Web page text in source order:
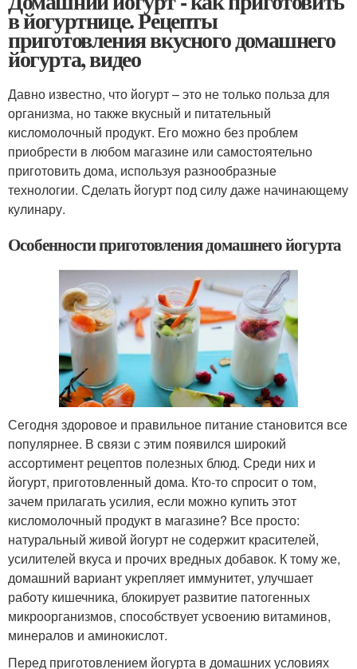
в йогуртнице. Рецепты
приготовления вкусного домашнего
йогурта, видео
Давно известно, что йогурт – это не только польза для
организма, но также вкусный и питательный
кисломолочный продукт. Его можно без проблем
приобрести в любом магазине или самостоятельно
приготовить дома, используя разнообразные
технологии. Сделать йогурт под силу даже начинающему
кулинару.
Особенности приготовления домашнего йогурта
Сегодня здоровое и правильное питание становится все
популярнее. В связи с этим появился широкий
ассортимент рецептов полезных блюд. Среди них и
йогурт, приготовленный дома. Кто-то спросит о том,
зачем прилагать усилия, если можно купить этот
кисломолочный продукт в магазине? Все просто:
натуральный живой йогурт не содержит красителей,
усилителей вкуса и прочих вредных добавок. К тому же,
домашний вариант укрепляет иммунитет, улучшает
работу кишечника, блокирует развитие патогенных
микроорганизмов, способствует усвоению витаминов,
минералов и аминокислот.
Перед приготовлением йогурта в домашних условиях